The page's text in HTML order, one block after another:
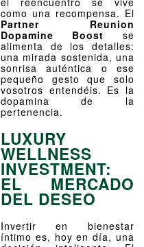
como una recompensa. El
Partner Reunion
Dopamine Boost se
alimenta de los detalles:
una mirada sostenida, una
sonrisa auténtica o ese
pequeño gesto que solo
vosotros entendéis. Es la
dopamina de la
pertenencia.
LUXURY
WELLNESS
INVESTMENT:
EL MERCADO
DEL DESEO
Invertir en bienestar
íntimo es, hoy en día, una